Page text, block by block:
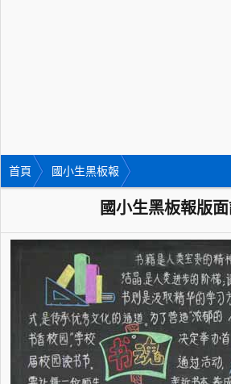
首頁 國小生黑板報
國小生黑板報版